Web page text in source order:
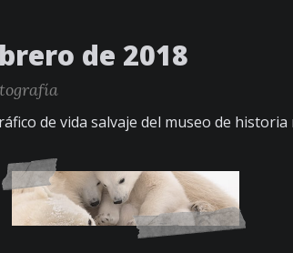
de 2018
de vida salvaje del museo de